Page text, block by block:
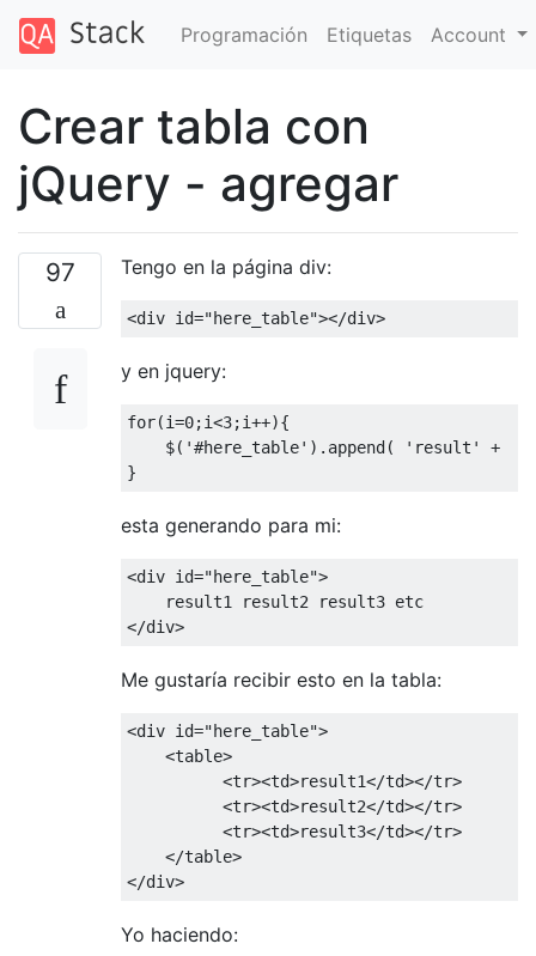
Programación Etiquetas Account
Crear tabla con
jQuery - agregar
97 Tengo en la página div:
<div id="here_table"></div>
y en jquery:
for(i=0;i<3;i++){
    $
( '#here_table' ). append( 'result' +
}
esta generando para mi:
<div id="here_table">
</div>
Me gustaría recibir esto en la tabla:
<div id="here_table">
<table>
<tr><td>result1</td></tr>
<tr><td>result2</td></tr>
<tr><td>result3</td></tr>
</table>
</div>
Yo haciendo: